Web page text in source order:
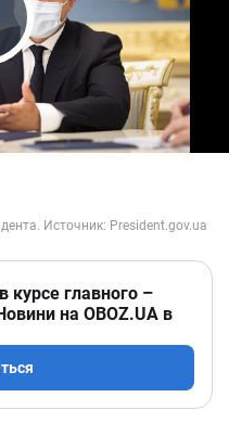
Video
курсе главного –
на OBOZ.UA в